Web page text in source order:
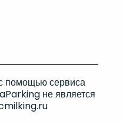
помощью сервиса
не является